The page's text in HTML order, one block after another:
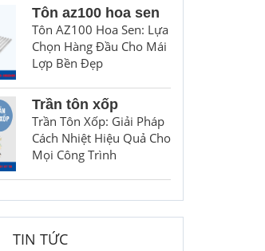
Tôn az100 hoa sen
Tôn AZ100 Hoa Sen: Lựa
Chọn Hàng Đầu Cho Mái
Lợp Bền Đẹp
Trần tôn xốp
Trần Tôn Xốp: Giải Pháp
Cách Nhiệt Hiệu Quả Cho
Mọi Công Trình
TIN TỨC